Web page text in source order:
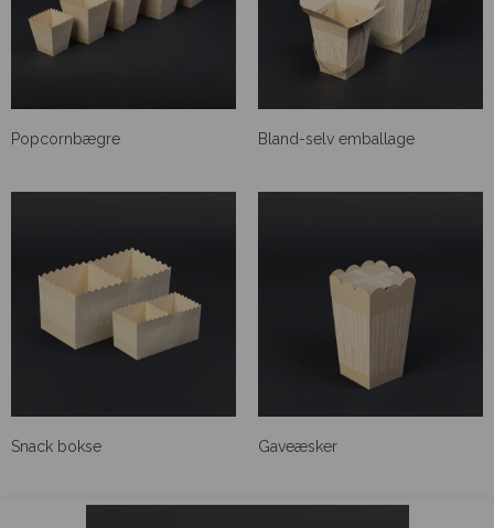
Popcornbægre Bland-selv emballage
Snack bokse Gaveæsker